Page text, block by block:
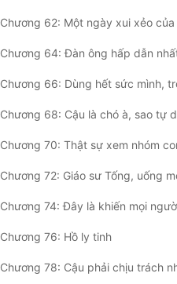
Chương 62: Một ngày xui xẻo của
Chương 64: Đàn ông hấp dẫn
Chương 66: Dùng hết sức mình, trở
Chương 68: Cậu là chó à, sao tự
Chương 70: Thật sự xem nhóm con nhà
Chương 72: Giáo sư Tống, uống
Chương 74: Đây là khiến mọi
Chương 76: Hồ ly tinh
Chương 78: Cậu phải chịu trách